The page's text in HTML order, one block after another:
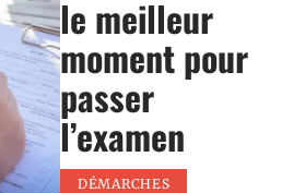
le meilleur
moment pour
passer
l’examen
DÉMARCHES